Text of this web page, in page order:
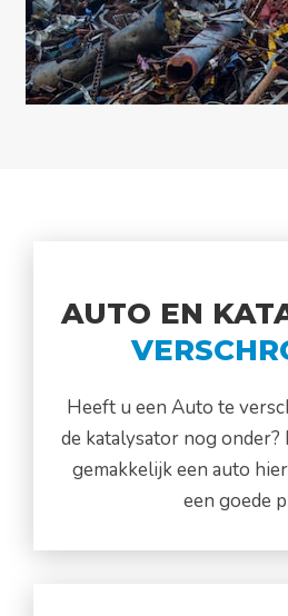
AUTO EN
Heeft u een Auto te
de katalysator nog
gemakkelijk een auto
een goede